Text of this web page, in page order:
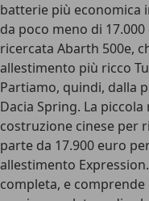
batterie più economica
da poco meno di
ricercata Abarth 500e,
allestimento più ricco
Partiamo, quindi, dalla
Dacia Spring. La
costruzione cinese per
parte da 17.900 euro
allestimento
completa, e